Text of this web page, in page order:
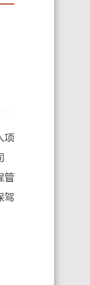
项
管
驾